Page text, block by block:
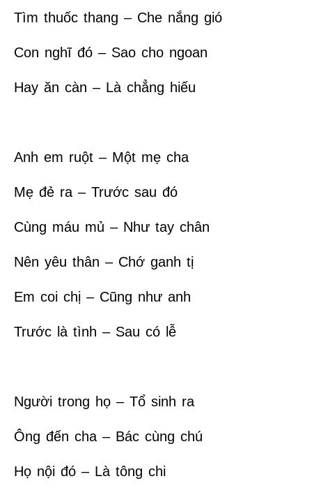
Tìm thuốc thang – Che nắng gió
Con nghĩ đó – Sao cho ngoan
Hay ăn càn – Là chẳng hiếu
Anh em ruột – Một mẹ cha
Mẹ đẻ ra – Trước sau đó
Cùng máu mủ – Như tay chân
Nên yêu thân – Chớ ganh tị
Em coi chị – Cũng như anh
Trước là tình – Sau có lễ
Người trong họ – Tổ sinh ra
Ông đến cha – Bác cùng chú
Họ nội đó – Là tông chi